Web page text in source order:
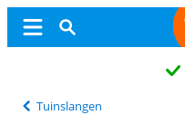
Tuinslangen